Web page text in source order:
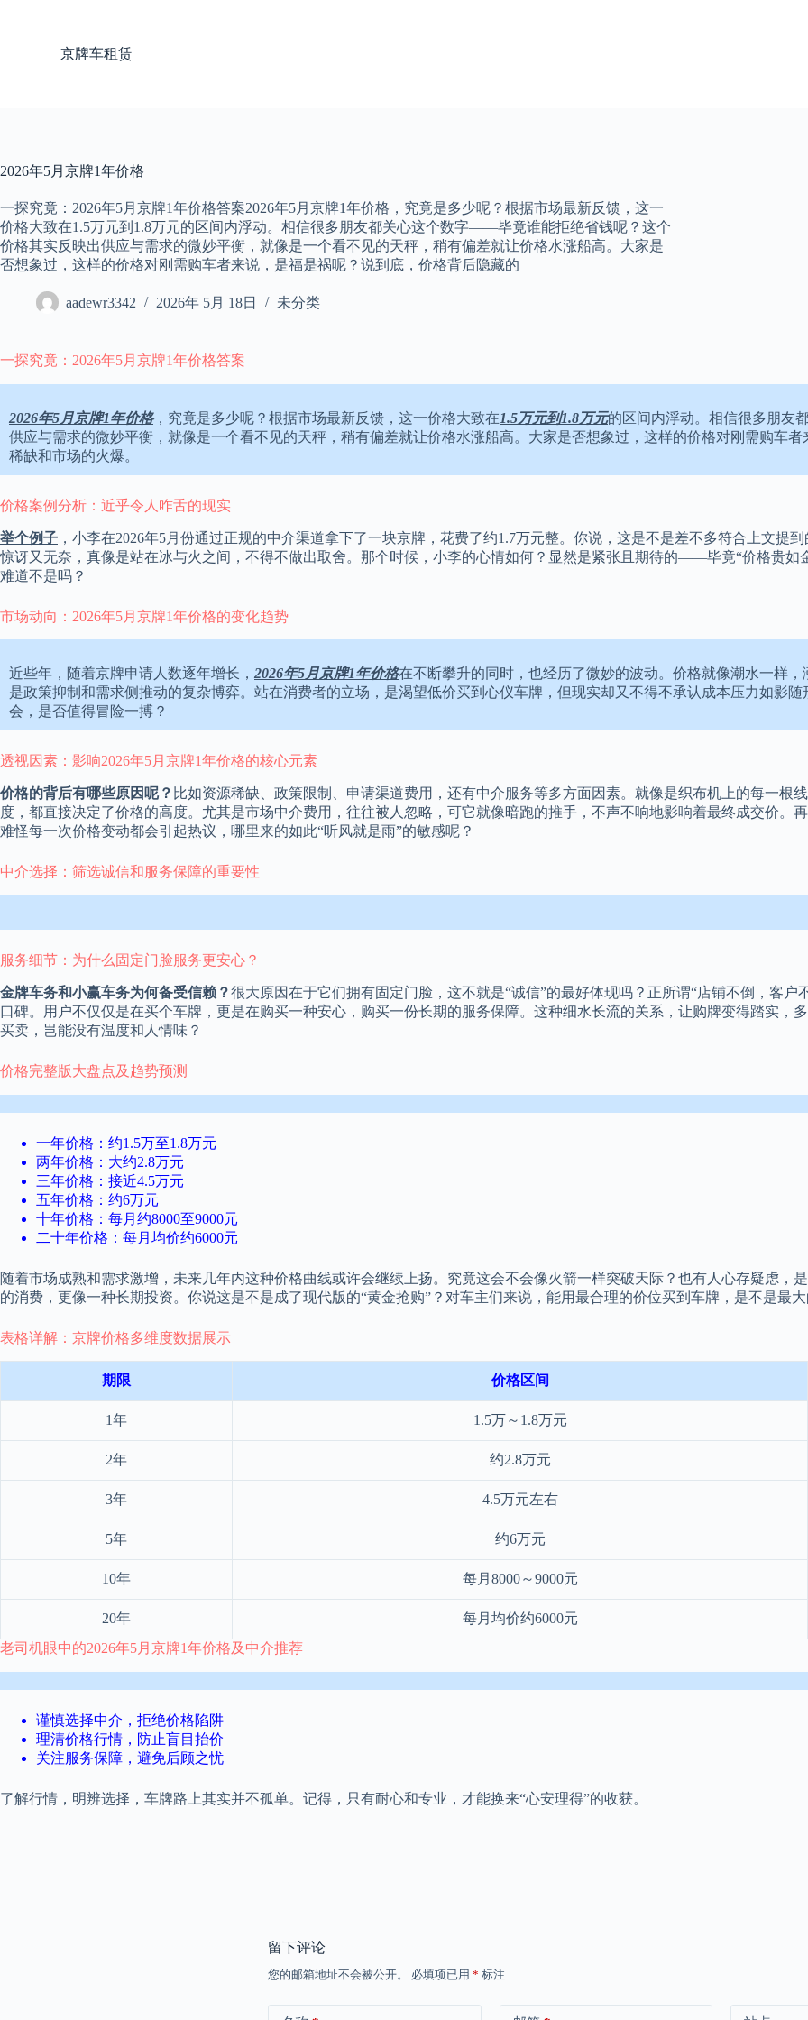
京牌车租赁
2026年5月京牌1年价格
一探究竟：2026年5月京牌1年价格答案2026年5月京牌1年价格，究竟是多少呢？根据市场最新反馈，这一
价格大致在1.5万元到1.8万元的区间内浮动。相信很多朋友都关心这个数字——毕竟谁能拒绝省钱呢？这个
价格其实反映出供应与需求的微妙平衡，就像是一个看不见的天秤，稍有偏差就让价格水涨船高。大家是
否想象过，这样的价格对刚需购车者来说，是福是祸呢？说到底，价格背后隐藏的
aadewr3342 2026年 5月 18日 未分类
一探究竟：2026年5月京牌1年价格答案
2026年5月京牌1年价格，究竟是多少呢？根据市场最新反馈，这一价格大致在1.5万元到1.8万元的区间内浮动。相信很多朋友
供应与需求的微妙平衡，就像是一个看不见的天秤，稍有偏差就让价格水涨船高。大家是否想象过，这样的价格对刚需购车
稀缺和市场的火爆。
价格案例分析：近乎令人咋舌的现实
举个例子 ，小李在2026年5月份通过正规的中介渠道拿下了一块京牌，花费了约1.7万元整。你说，这是不是差不多符合上文提
惊讶又无奈，真像是站在冰与火之间，不得不做出取舍。那个时候，小李的心情如何？显然是紧张且期待的——毕竟“价格贵如
难道不是吗？
市场动向：2026年5月京牌1年价格的变化趋势
近些年，随着京牌申请人数逐年增长， 2026年5月京牌1年价格在不断攀升的同时，也经历了微妙的波动。价格就像潮水一样
是政策抑制和需求侧推动的复杂博弈。站在消费者的立场，是渴望低价买到心仪车牌，但现实却又不得不承认成本压力如影
会，是否值得冒险一搏？
透视因素：影响2026年5月京牌1年价格的核心元素
价格的背后有哪些原因呢？ 比如资源稀缺、政策限制、申请渠道费用，还有中介服务等多方面因素。就像是织布机上的每一根
度，都直接决定了价格的高度。尤其是市场中介费用，往往被人忽略，可它就像暗跑的推手，不声不响地影响着最终成交价。
难怪每一次价格变动都会引起热议，哪里来的如此“听风就是雨”的敏感呢？
中介选择：筛选诚信和服务保障的重要性
服务细节：为什么固定门脸服务更安心？
金牌车务和小赢车务为何备受信赖？很大原因在于它们拥有固定门脸，这不就是“诚信”的最好体现吗？正所谓“店铺不倒，客
口碑。用户不仅仅是在买个车牌，更是在购买一种安心，购买一份长期的服务保障。这种细水长流的关系，让购牌变得踏实，
买卖，岂能没有温度和人情味？
价格完整版大盘点及趋势预测
一年价格：约1.5万至1.8万元
两年价格：大约2.8万元
三年价格：接近4.5万元
五年价格：约6万元
十年价格：每月约8000至9000元
二十年价格：每月均价约6000元
随着市场成熟和需求激增，未来几年内这种价格曲线或许会继续上扬。究竟这会不会像火箭一样突破天际？也有人心存疑虑，
的消费，更像一种长期投资。你说这是不是成了现代版的“黄金抢购”？对车主们来说，能用最合理的价位买到车牌，是不是最
表格详解：京牌价格多维度数据展示
期限 价格区间
1年 1.5万～1.8万元
2年 约2.8万元
3年 4.5万元左右
5年 约6万元
10年 每月8000～9000元
20年
每月均价约6000元
老司机眼中的2026年5月京牌1年价格及中介推荐
谨慎选择中介，拒绝价格陷阱
理清价格行情，防止盲目抬价
关注服务保障，避免后顾之忧
了解行情，明辨选择，车牌路上其实并不孤单。记得，只有耐心和专业，才能换来“心安理得”的收获。
留下评论
您的邮箱地址不会被公开。 必填项已用 * 标注